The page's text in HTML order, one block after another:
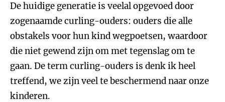
De huidige generatie is veelal opgevoed door
zogenaamde curling-ouders: ouders die alle
obstakels voor hun kind wegpoetsen, waardoor
die niet gewend zijn om met tegenslag om te
gaan. De term curling-ouders is denk ik heel
treffend, we zijn veel te beschermend naar onze
kinderen.